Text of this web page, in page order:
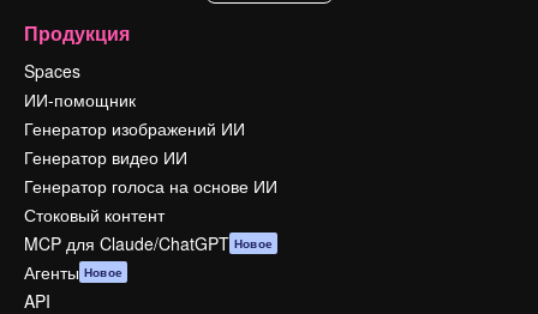
Продукция
Spaces
ИИ-помощник
Генератор изображений ИИ
Генератор видео ИИ
Генератор голоса на основе ИИ
Стоковый контент
MCP для Claude/ChatGPT Новое
Агенты Новое
API